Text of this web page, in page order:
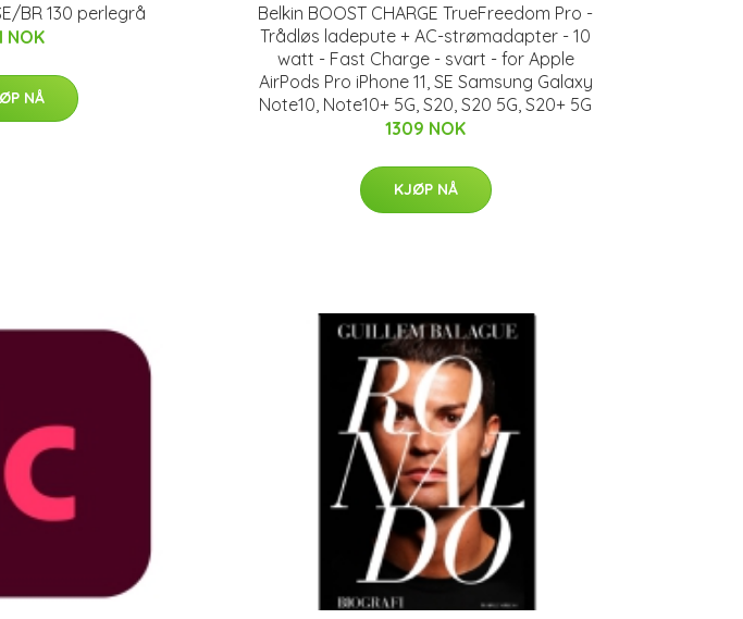
BR 130 perlegrå
NOK
NÅ
Belkin BOOST CHARGE TrueFreedom Pro -
Trådløs ladepute + AC-strømadapter - 10
watt - Fast Charge - svart - for Apple
AirPods Pro iPhone 11, SE Samsung Galaxy
Note10, Note10+ 5G, S20, S20 5G, S20+ 5G
1309 NOK
KJØP NÅ